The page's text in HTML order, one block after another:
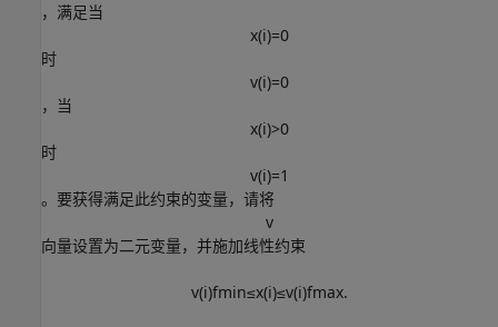
，满足当
x(i)=0
时
v(i)=0
，当
x(i)>0
时
v(i)=1
。要获得满足此约束的变量，请将
v
向量设置为二元变量，并施加线性约束
v(i)fmin≤x(i)≤v(i)fmax.